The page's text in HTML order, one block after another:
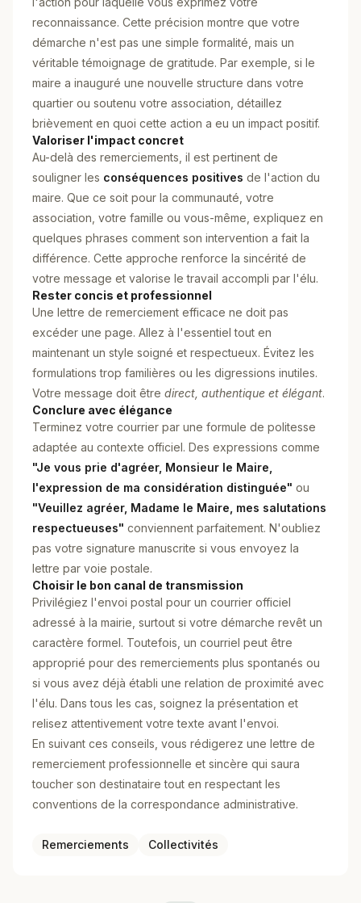
reconnaissance. Cette précision montre que votre
démarche n'est pas une simple formalité, mais un
véritable témoignage de gratitude. Par exemple, si le
maire a inauguré une nouvelle structure dans votre
quartier ou soutenu votre association, détaillez
brièvement en quoi cette action a eu un impact positif.
Valoriser l'impact concret
Au-delà des remerciements, il est pertinent de
souligner les conséquences positives de l'action du
maire. Que ce soit pour la communauté, votre
association, votre famille ou vous-même, expliquez en
quelques phrases comment son intervention a fait la
différence. Cette approche renforce la sincérité de
votre message et valorise le travail accompli par l'élu.
Rester concis et professionnel
Une lettre de remerciement efficace ne doit pas
excéder une page. Allez à l'essentiel tout en
maintenant un style soigné et respectueux. Évitez les
formulations trop familières ou les digressions inutiles.
Votre message doit être direct, authentique et élégant.
Conclure avec élégance
Terminez votre courrier par une formule de politesse
adaptée au contexte officiel. Des expressions comme
"Je vous prie d'agréer, Monsieur le Maire,
l'expression de ma considération distinguée" ou
"Veuillez agréer, Madame le Maire, mes salutations
respectueuses" conviennent parfaitement. N'oubliez
pas votre signature manuscrite si vous envoyez la
lettre par voie postale.
Choisir le bon canal de transmission
Privilégiez l'envoi postal pour un courrier officiel
adressé à la mairie, surtout si votre démarche revêt un
caractère formel. Toutefois, un courriel peut être
approprié pour des remerciements plus spontanés ou
si vous avez déjà établi une relation de proximité avec
l'élu. Dans tous les cas, soignez la présentation et
relisez attentivement votre texte avant l'envoi.
En suivant ces conseils, vous rédigerez une lettre de
remerciement professionnelle et sincère qui saura
toucher son destinataire tout en respectant les
conventions de la correspondance administrative.
Remerciements Collectivités